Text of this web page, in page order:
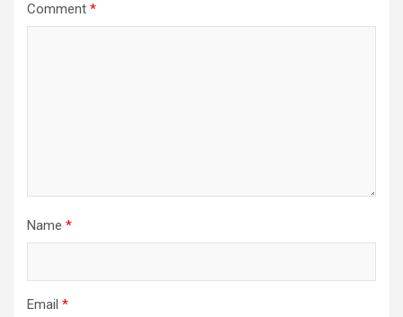
Comment *
Name *
Email *